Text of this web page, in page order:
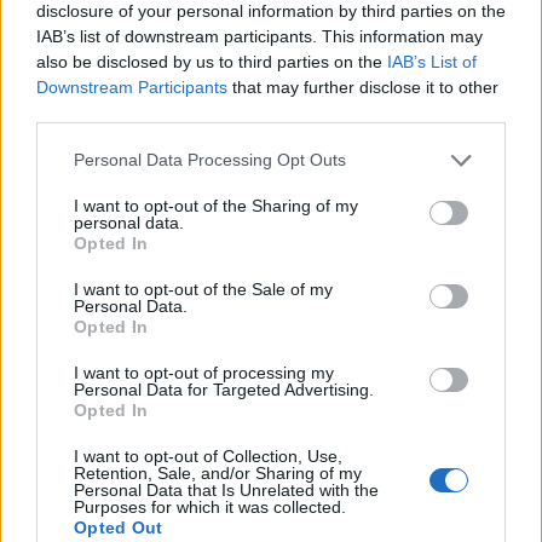
disclosure of your personal information by third parties on the
IAB’s list of downstream participants. This information may
also be disclosed by us to third parties on the IAB’s List of
Downstream Participants that may further disclose it to other
Personal Data Processing Opt Outs
I want to opt-out of the Sharing of my
personal data.
Opted In
I want to opt-out of the Sale of my
Personal Data.
Opted In
I want to opt-out of processing my
Personal Data for Targeted Advertising.
Opted In
I want to opt-out of Collection, Use,
Retention, Sale, and/or Sharing of my
Personal Data that Is Unrelated with the
Purposes for which it was collected.
Opted Out
ciò nasce nel derby, la partita più importante.
Se due squadre giocano nella stessa città
saranno sempre divise. A Londra ci sono più
squadre avversarie tra loro: ad esempio il
Chelsea è il più grande rivale del Tottenham.
Milan. So bene quanto sia importante il derby
per i nostri tifosi: è una partita che supera per
importanza tutte le altre. Sto aspettando il mio
primo derby, vorrei sentire questa atmosfera».
Gol a Manchester?
prende una decisione con mente
molto
fredda. Però sono una persona che ha